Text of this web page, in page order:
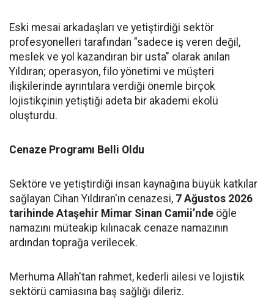
Eski mesai arkadaşları ve yetiştirdiği sektör
profesyonelleri tarafından "sadece iş veren değil,
meslek ve yol kazandıran bir usta" olarak anılan
Yıldıran; operasyon, filo yönetimi ve müşteri
ilişkilerinde ayrıntılara verdiği önemle birçok
lojistikçinin yetiştiği adeta bir akademi ekolü
oluşturdu.
Cenaze Programı Belli Oldu
Sektöre ve yetiştirdiği insan kaynağına büyük katkılar
sağlayan Cihan Yıldıran'ın cenazesi, 7 Ağustos 2026
tarihinde Ataşehir Mimar Sinan Camii’nde öğle
namazını müteakip kılınacak cenaze namazının
ardından toprağa verilecek.
Merhuma Allah'tan rahmet, kederli ailesi ve lojistik
sektörü camiasına baş sağlığı dileriz.